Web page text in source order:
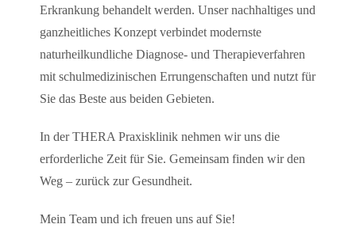
Erkrankung behandelt werden. Unser nachhaltiges und
ganzheitliches Konzept verbindet modernste
naturheilkundliche Diagnose- und Therapieverfahren
mit schulmedizinischen Errungenschaften und nutzt für
Sie das Beste aus beiden Gebieten.
In der THERA Praxisklinik nehmen wir uns die
erforderliche Zeit für Sie. Gemeinsam finden wir den
Weg – zurück zur Gesundheit.
Mein Team und ich freuen uns auf Sie!